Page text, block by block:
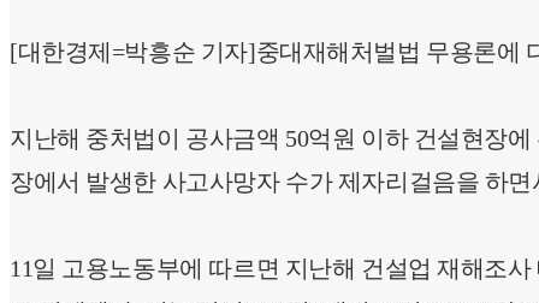
[대한경제=박흥순 기자]중대재해처벌법 무용론에
지난해 중처법이 공사금액 50억원 이하 건설현장
장에서 발생한 사고사망자 수가 제자리걸음을 하면
11일 고용노동부에 따르면 지난해 건설업 재해조